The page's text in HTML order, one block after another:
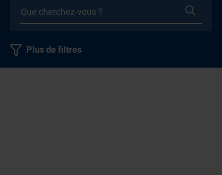
Plus de filtres